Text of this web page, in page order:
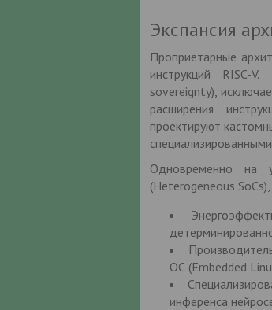
Экспансия
Проприетарные
инструкций RISC-
sovereignty),
расширения
проектируют
Одновременно на
(Heterogeneous
ОС (Embedded
инференса